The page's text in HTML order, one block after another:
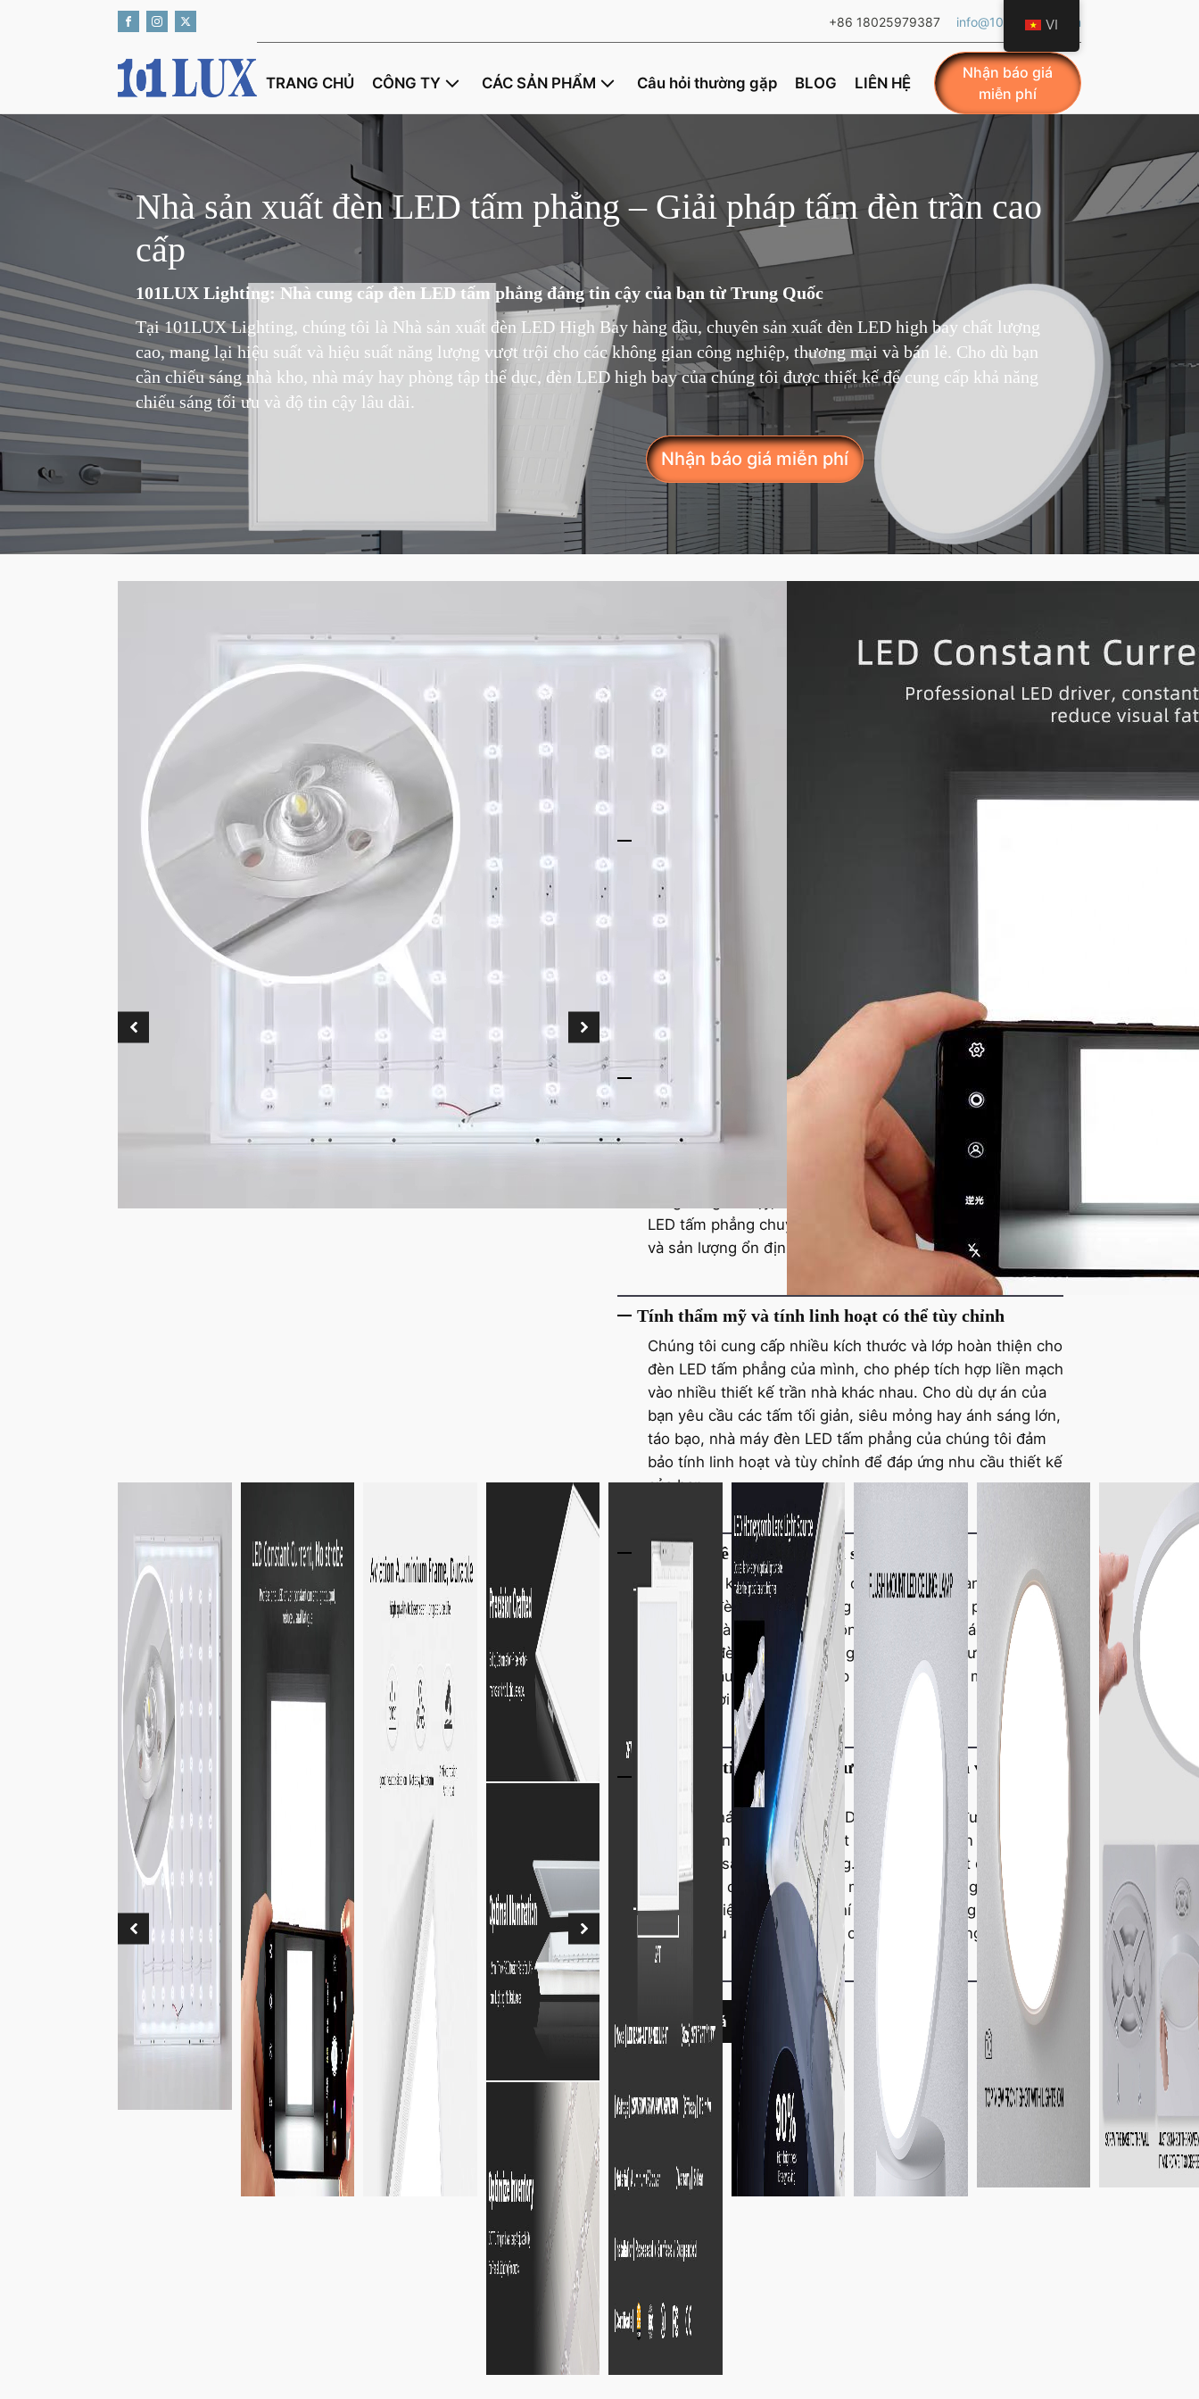
+86 18025979387 info@101ledlight.com
TRANG CHỦ CÔNG TY CÁC SẢN PHẨM Câu hỏi thường gặp BLOG LIÊN HỆ
Nhận báo giá
miễn phí
Nhà sản xuất đèn LED tấm phẳng – Giải pháp tấm đèn trần cao
cấp
101LUX Lighting: Nhà cung cấp đèn LED tấm phẳng đáng tin cậy của bạn từ Trung Quốc
Tại 101LUX Lighting, chúng tôi là Nhà sản xuất đèn LED High Bay hàng đầu, chuyên sản xuất đèn LED high bay chất lượng
cao, mang lại hiệu suất và hiệu suất năng lượng vượt trội cho các không gian công nghiệp, thương mại và bán lẻ. Cho dù bạn
cần chiếu sáng nhà kho, nhà máy hay phòng tập thể dục, đèn LED high bay của chúng tôi được thiết kế để cung cấp khả năng
chiếu sáng tối ưu và độ tin cậy lâu dài.
Nhận báo giá miễn phí
màn hình phẳng của chúng tôi dành cho
doanh nghiệp của bạn?
Là nhà sản xuất đèn LED tấm phẳng hàng đầu, chúng tôi cung
cấp các giải pháp chiếu sáng tiên tiến được thiết kế để đáp ứng
nhu cầu ngày càng tăng của các doanh nghiệp. Sau đây là năm
lý do chính khiến tấm LED của chúng tôi nổi bật:
Đèn LED màn hình phẳng của chúng tôi tận dụng công
nghệ tiên tiến
phát sáng cao hơn. Ánh sáng được khuếch tán đều trên
đồng đều, đồng thời sử dụng năng lượng tối thiểu. Điều
này khiến chúng tôi trở thành nhà cung cấp đèn LED tấm
phẳng cho các doanh nghiệp có ý thức về năng lượng.
Độ bền và khả năng quản lý nhiệt vượt trội
Được chế tạo bằng vật liệu chất lượng cao, tấm đèn LED
của chúng tôi đảm bảo tản nhiệt tối ưu, kéo dài tuổi thọ
của đèn. Thiết kế bền bỉ của chúng tôi ngăn ngừa tình
trạng ố vàng hoặc cong vênh, mang lại hiệu suất chiếu
sáng đáng tin cậy, lâu dài. Là một nhà máy sản xuất đèn
LED tấm phẳng chuyên nghiệp, chúng tôi ưu tiên độ bền
và sản lượng ổn định trong các sản phẩm của mình.
Tính thẩm mỹ và tính linh hoạt có thể tùy chỉnh
Chúng tôi cung cấp nhiều kích thước và lớp hoàn thiện cho
đèn LED tấm phẳng của mình, cho phép tích hợp liền mạch
vào nhiều thiết kế trần nhà khác nhau. Cho dù dự án của
bạn yêu cầu các tấm tối giản, siêu mỏng hay ánh sáng lớn,
táo bạo, nhà máy đèn LED tấm phẳng của chúng tôi đảm
bảo tính linh hoạt và tùy chỉnh để đáp ứng nhu cầu thiết kế
của bạn.
Hiệu quả về chi phí và hiệu suất lâu dài
Được thiết kế với mạch điện đơn giản và ít thành phần
hơn, tấm đèn LED của chúng tôi cung cấp chi phí bảo trì
thấp hơn và tuổi thọ hoạt động kéo dài. Hợp tác với nhà
cung cấp đèn LED tấm phẳng đáng tin cậy như 101LUX có
nghĩa là đầu tư vào giải pháp tiết kiệm chi phí mang lại giá
trị theo thời gian.
Công nghệ tiết kiệm năng lượng, thân thiện với môi
Các giải pháp chiếu sáng LED của chúng tôi được thiết kế
với tính bền vững, sử dụng ít hơn tới 70% điện năng so với
đèn chiếu sáng truyền thống. Là nhà sản xuất đèn LED
tấm phẳng có ý thức bảo vệ môi trường, chúng tôi giúp các
doanh nghiệp giảm lượng khí thải carbon trong khi vẫn tận
hưởng hiệu suất chiếu sáng cao, tiết kiệm năng lượng.
Nhận báo giá nhanh
VI